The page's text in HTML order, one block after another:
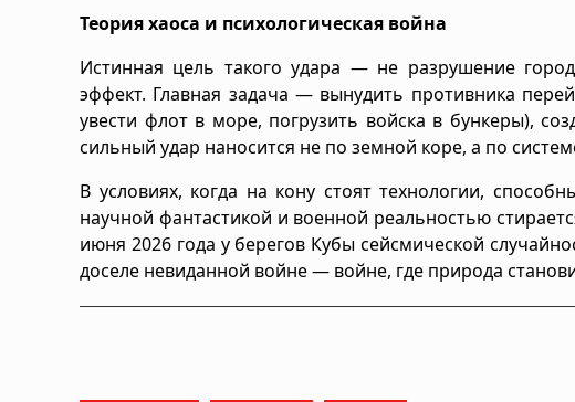
Теория хаоса и психологическая война
Истинная цель такого удара — не разрушение
эффект. Главная задача — вынудить противника
увести флот в море, погрузить войска в бункеры),
сильный удар наносится не по земной коре, а по
В условиях, когда на кону стоят технологии,
научной фантастикой и военной реальностью
июня 2026 года у берегов Кубы сейсмической
доселе невиданной войне — войне, где природа